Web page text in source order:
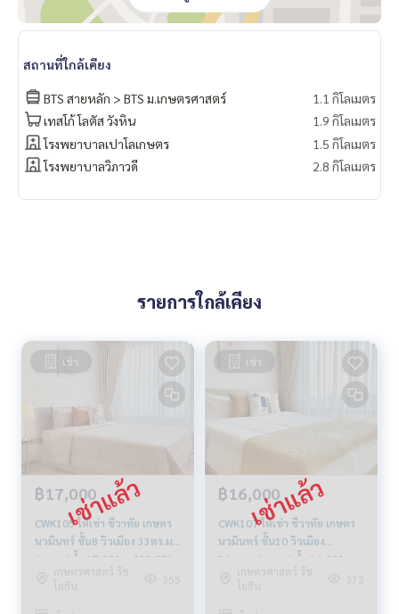
สถานที่ใกล้เคียง
BTS สายหลัก > BTS ม.เกษตรศาสตร์
1.1 กิโลเมตร
เทสโก้ โลตัส วังหิน
1.9 กิโลเมตร
โรงพยาบาลเปาโลเกษตร
1.5 กิโลเมตร
โรงพยาบาลวิภาวดี
2.8 กิโลเมตร
รายการใกล้เคียง
เช่า
฿17,000
CWK105 ให้เช่า ชีวาทัย เกษตร
นวมินทร์ ชั้น8 วิวเมือง 33ตร.ม.
1นอน 1น้ำ 17,000บ. 099-251-
6615เกษตรศาสตร์ รัช
โยธิน
355
เช่า
฿16,000
CWK107 ให้เช่า ชีวาทัย เกษตร
นวมินทร์ ชั้น10 วิวเมือง
36ตร.ม. 1นอน 1น้ำ 16,000บ.
091-942-6249
เกษตรศาสตร์ รัช
โยธิน
372